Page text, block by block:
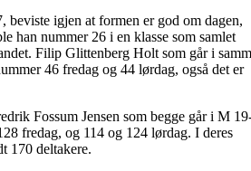
beviste igjen at formen er god om dagen,
han nummer 26 i en klasse som samlet
Filip Glittenberg Holt som går i
46 fredag og 44 lørdag, også det er
Fossum Jensen som begge går i M
fredag, og 114 og 124 lørdag. I deres
170 deltakere.